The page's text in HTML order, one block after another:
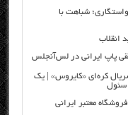
شباهت با
پاپ ایرانی در لس‌آنجلس
کره‌ای «کایروس» | یک
سئول